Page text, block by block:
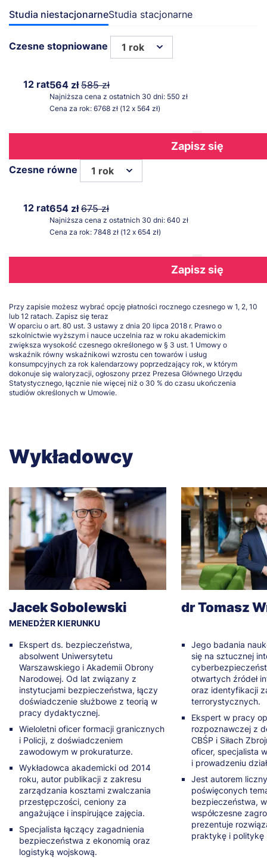
Studia niestacjonarneStudia stacjonarne
Czesne stopniowane 1 rok
12 rat564 zł585 zł
Najniższa cena z ostatnich 30 dni: 550 zł
Cena za rok: 6768 zł (12 x 564 zł)
Zapisz się
Czesne równe 1 rok
12 rat654 zł675 zł
Najniższa cena z ostatnich 30 dni: 640 zł
Cena za rok: 7848 zł (12 x 654 zł)
Zapisz się
Przy zapisie możesz wybrać opcję płatności rocznego czesnego w 1, 2, 10
lub 12 ratach. Zapisz się teraz
W oparciu o art. 80 ust. 3 ustawy z dnia 20 lipca 2018 r. Prawo o
szkolnictwie wyższym i nauce uczelnia raz w roku akademickim
zwiększa wysokość czesnego określonego w § 3 ust. 1 Umowy o
wskaźnik równy wskaźnikowi wzrostu cen towarów i usług
konsumpcyjnych za rok kalendarzowy poprzedzający rok, w którym
dokonuje się waloryzacji, ogłoszony przez Prezesa Głównego Urzędu
Statystycznego, łącznie nie więcej niż o 30 % do czasu ukończenia
studiów określonych w Umowie.
Wykładowcy
Jacek Sobolewski
MENEDŻER KIERUNKU
Ekspert ds. bezpieczeństwa,
absolwent Uniwersytetu
Warszawskiego i Akademii Obrony
Narodowej. Od lat związany z
instytucjami bezpieczeństwa, łączy
doświadczenie służbowe z teorią w
pracy dydaktycznej.
Wieloletni oficer formacji granicznych
i Policji, z doświadczeniem
zawodowym w prokuraturze.
Wykładowca akademicki od 2014
roku, autor publikacji z zakresu
zarządzania kosztami zwalczania
przestępczości, ceniony za
angażujące i inspirujące zajęcia.
Specjalista łączący zagadnienia
bezpieczeństwa z ekonomią oraz
logistyką wojskową.
dr Tomasz
Jego badania
się na sztucznej
otwartych źródeł
oraz identyfikacji
terrorystycznych.
Ekspert w pracy
rozpoznawczej z
CBŚP i Siłach
oficer, specjalista
i prowadzeniu
Jest autorem
poświęconych
bezpieczeństwa,
współczesne
prezentuje
praktykę i politykę